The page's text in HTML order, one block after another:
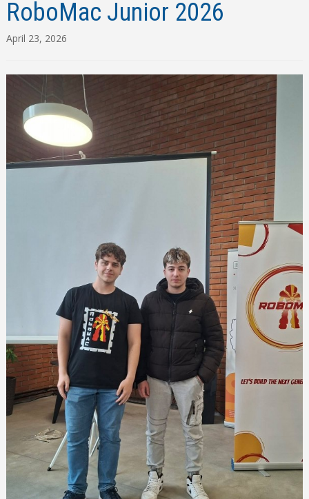
RoboМac Junior 2026
April 23, 2026